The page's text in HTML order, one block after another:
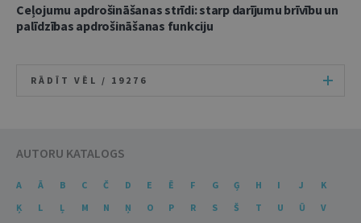
Ceļojumu apdrošināšanas strīdi: starp darījumu brīvību un
palīdzības apdrošināšanas funkciju
RĀDĪT VĒL / 19276
AUTORU KATALOGS
A Ā B C Č D E Ē F G Ģ H I J
K
Ķ
L Ļ M N Ņ O P R S Š T U Ū
V